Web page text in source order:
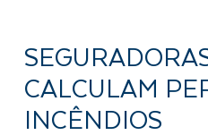
CALCULAM
INCÊNDIOS